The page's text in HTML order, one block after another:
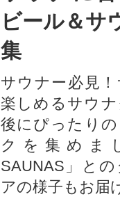
ビール＆サ
集
サウナー必見
楽しめるサウ
後にぴったり
クを集めま
SAUNAS」と
アの様子もお届